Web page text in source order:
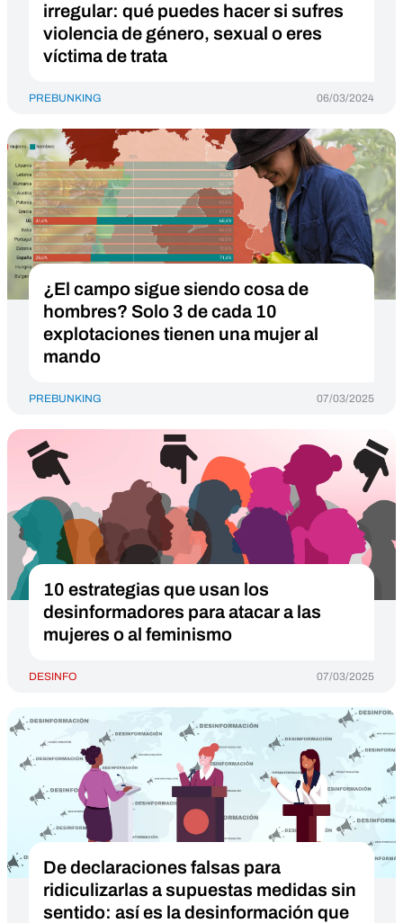
irregular: qué puedes hacer si sufres
violencia de género, sexual o eres
víctima de trata
PREBUNKING 06/03/2024
¿El campo sigue siendo cosa de
hombres? Solo 3 de cada 10
explotaciones tienen una mujer al
mando
PREBUNKING 07/03/2025
10 estrategias que usan los
desinformadores para atacar a las
mujeres o al feminismo
DESINFO 07/03/2025
De declaraciones falsas para
ridiculizarlas a supuestas medidas sin
sentido: así es la desinformación que